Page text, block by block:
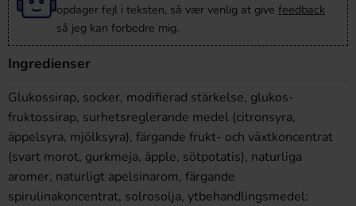
opdager fejl i teksten, så vær venlig at give feedback
så jeg kan forbedre mig.
Ingredienser
Glukossirap, socker, modifierad stärkelse, glukos-
fruktossirap, surhetsreglerande medel (citronsyra,
äppelsyra, mjölksyra), färgande frukt- och växtkoncentrat
(svart morot, gurkmeja, äpple, sötpotatis), naturliga
aromer, naturligt apelsinarom, färgande
spirulinakoncentrat, solrosolja, ytbehandlingsmedel: